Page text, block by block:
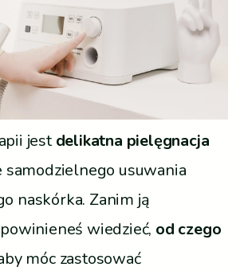
jestdelikatna pielęgnacja
samodzielnego usuwania
naskórka. Zanim ją
wiedzieć, od czego
móc zastosować